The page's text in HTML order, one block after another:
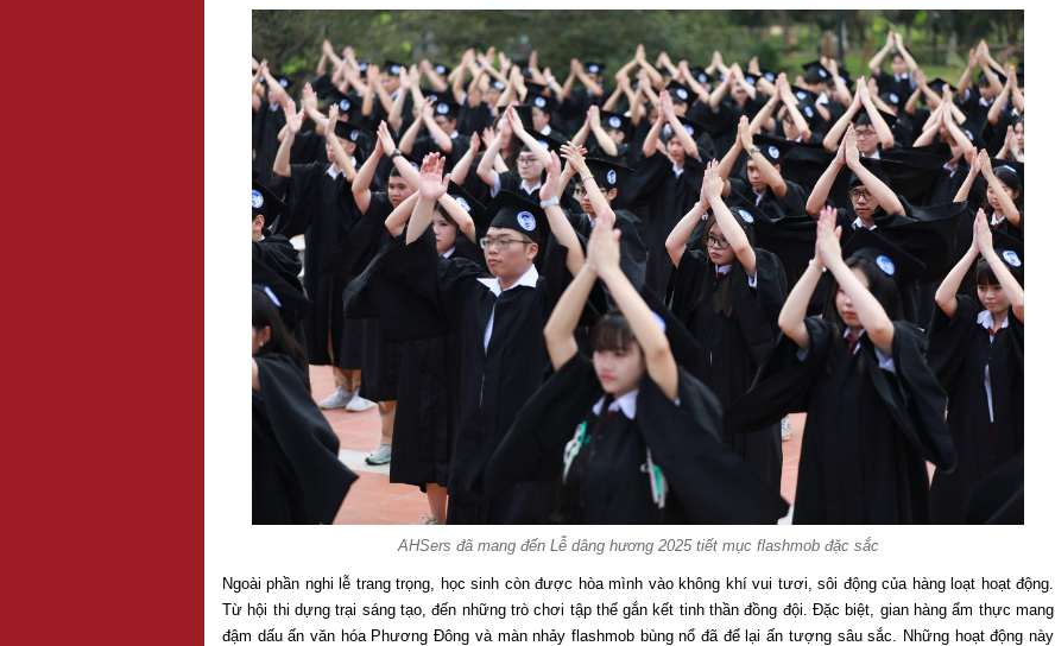
AHSers đã mang đến Lễ dâng hương 2025 tiết mục flashmob đặc sắc
Ngoài phần nghi lễ trang trọng, học sinh còn được hòa mình vào không khí vui tươi, sôi động của hàng loạt hoạt động.
Từ hội thi dựng trại sáng tạo, đến những trò chơi tập thể gắn kết tinh thần đồng đội. Đặc biệt, gian hàng ẩm thực mang
đậm dấu ấn văn hóa Phương Đông và màn nhảy flashmob bùng nổ đã để lại ấn tượng sâu sắc. Những hoạt động này